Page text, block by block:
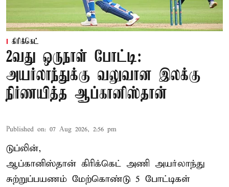
கிரிக்கெட்
2வது ஒருநாள் போட்டி:
அயர்லாந்துக்கு வலுவான இலக்கு
நிர்ணயித்த ஆப்கானிஸ்தான்
Published on: 07 Aug 2026, 2:56 pm
டுப்லின்,
ஆப்கானிஸ்தான் கிரிக்கெட் அணி அயர்லாந்து
சுற்றுப்பயணம் மேற்கொண்டு 5 போட்டிகள்